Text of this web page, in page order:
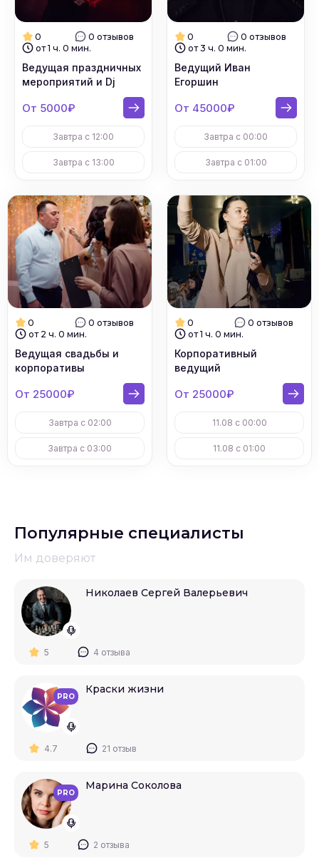
0
0 отзывов
от 1 ч. 0 мин.
Ведущая праздничных
мероприятий и Dj
От 5000₽
Завтра с 12:00
Завтра с 13:00
0
0 отзывов
от 3 ч. 0 мин.
Ведущий Иван
Егоршин
От 45000₽
Завтра с 00:00
Завтра с 01:00
0
0 отзывов
от 2 ч. 0 мин.
Ведущая свадьбы и
корпоративы
От 25000₽
Завтра с 02:00
Завтра с 03:00
0
0 отзывов
от 1 ч. 0 мин.
Корпоративный
ведущий
От 25000₽
11.08 с 00:00
11.08 с 01:00
Популярные специалисты
Им доверяют
Николаев Сергей Валерьевич
5 4 отзыва
PRO
Краски жизни
4.7 21 отзыв
PRO
Марина Соколова
5 2 отзыва